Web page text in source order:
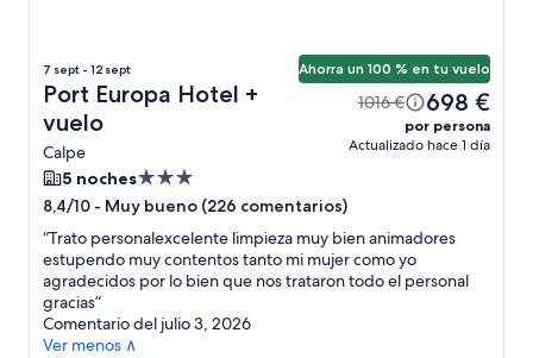
7 sept - 12 sept
Port Europa Hotel +
vuelo
Calpe
Ahorra un 100 % en tu vuelo
1016 € 698 €
por persona
Actualizado hace 1 día
5 nochesAlojamiento
de
3.0 estrellas
8,4/10 - Muy bueno (226 comentarios)
“Trato personalexcelente limpieza muy bien animadores
estupendo muy contentos tanto mi mujer como yo
agradecidos por lo bien que nos trataron todo el personal
gracias”
Comentario del julio 3, 2026
Ver menos ∧